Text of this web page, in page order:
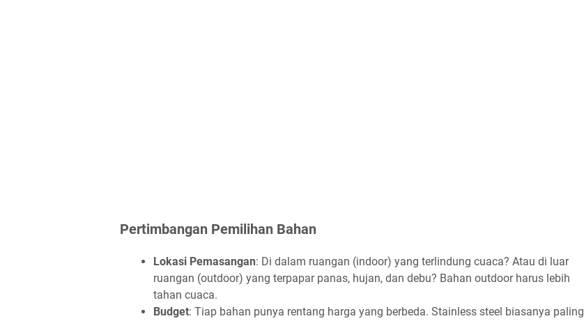
Pertimbangan Pemilihan Bahan
Lokasi Pemasangan: Di dalam ruangan (indoor) yang terlindung cuaca? Atau di luar
ruangan (outdoor) yang terpapar panas, hujan, dan debu? Bahan outdoor harus lebih
tahan cuaca.
Budget: Tiap bahan punya rentang harga yang berbeda. Stainless steel biasanya paling